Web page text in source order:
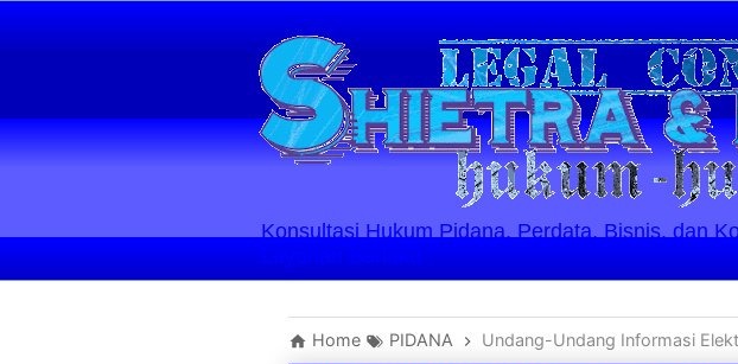
Konsultasi Hukum Pidana, Perdata, Bisnis, dan
Layanan Berlaku
Home PIDANA Undang-Undang Informasi Elektronik Belum